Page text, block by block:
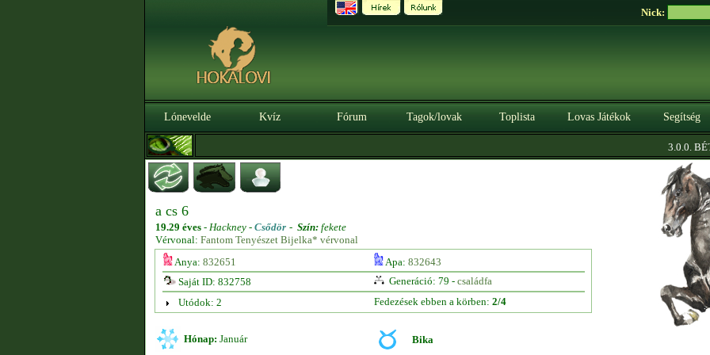
Nick:
Lónevelde Kvíz Fórum Tagok/lovak Toplista Lovas Játékok Segítség
3.0.0. BÉTA
a cs 6
19.29 éves - Hackney - Csődör - Szín: fekete
Vérvonal: Fantom Tenyészet Bijelka* vérvonal
Anya: 832651 Apa: 832643
Saját ID: 832758
Generáció: 79 - családfa
Utódok: 2
Fedezések ebben a körben: 2/4
Hónap: Január Bika